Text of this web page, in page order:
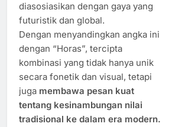
diasosiasikan dengan gaya yang
futuristik dan global.
Dengan menyandingkan angka ini
dengan “Horas”, tercipta
kombinasi yang tidak hanya unik
secara fonetik dan visual, tetapi
juga membawa pesan kuat
tentang kesinambungan nilai
tradisional ke dalam era modern.